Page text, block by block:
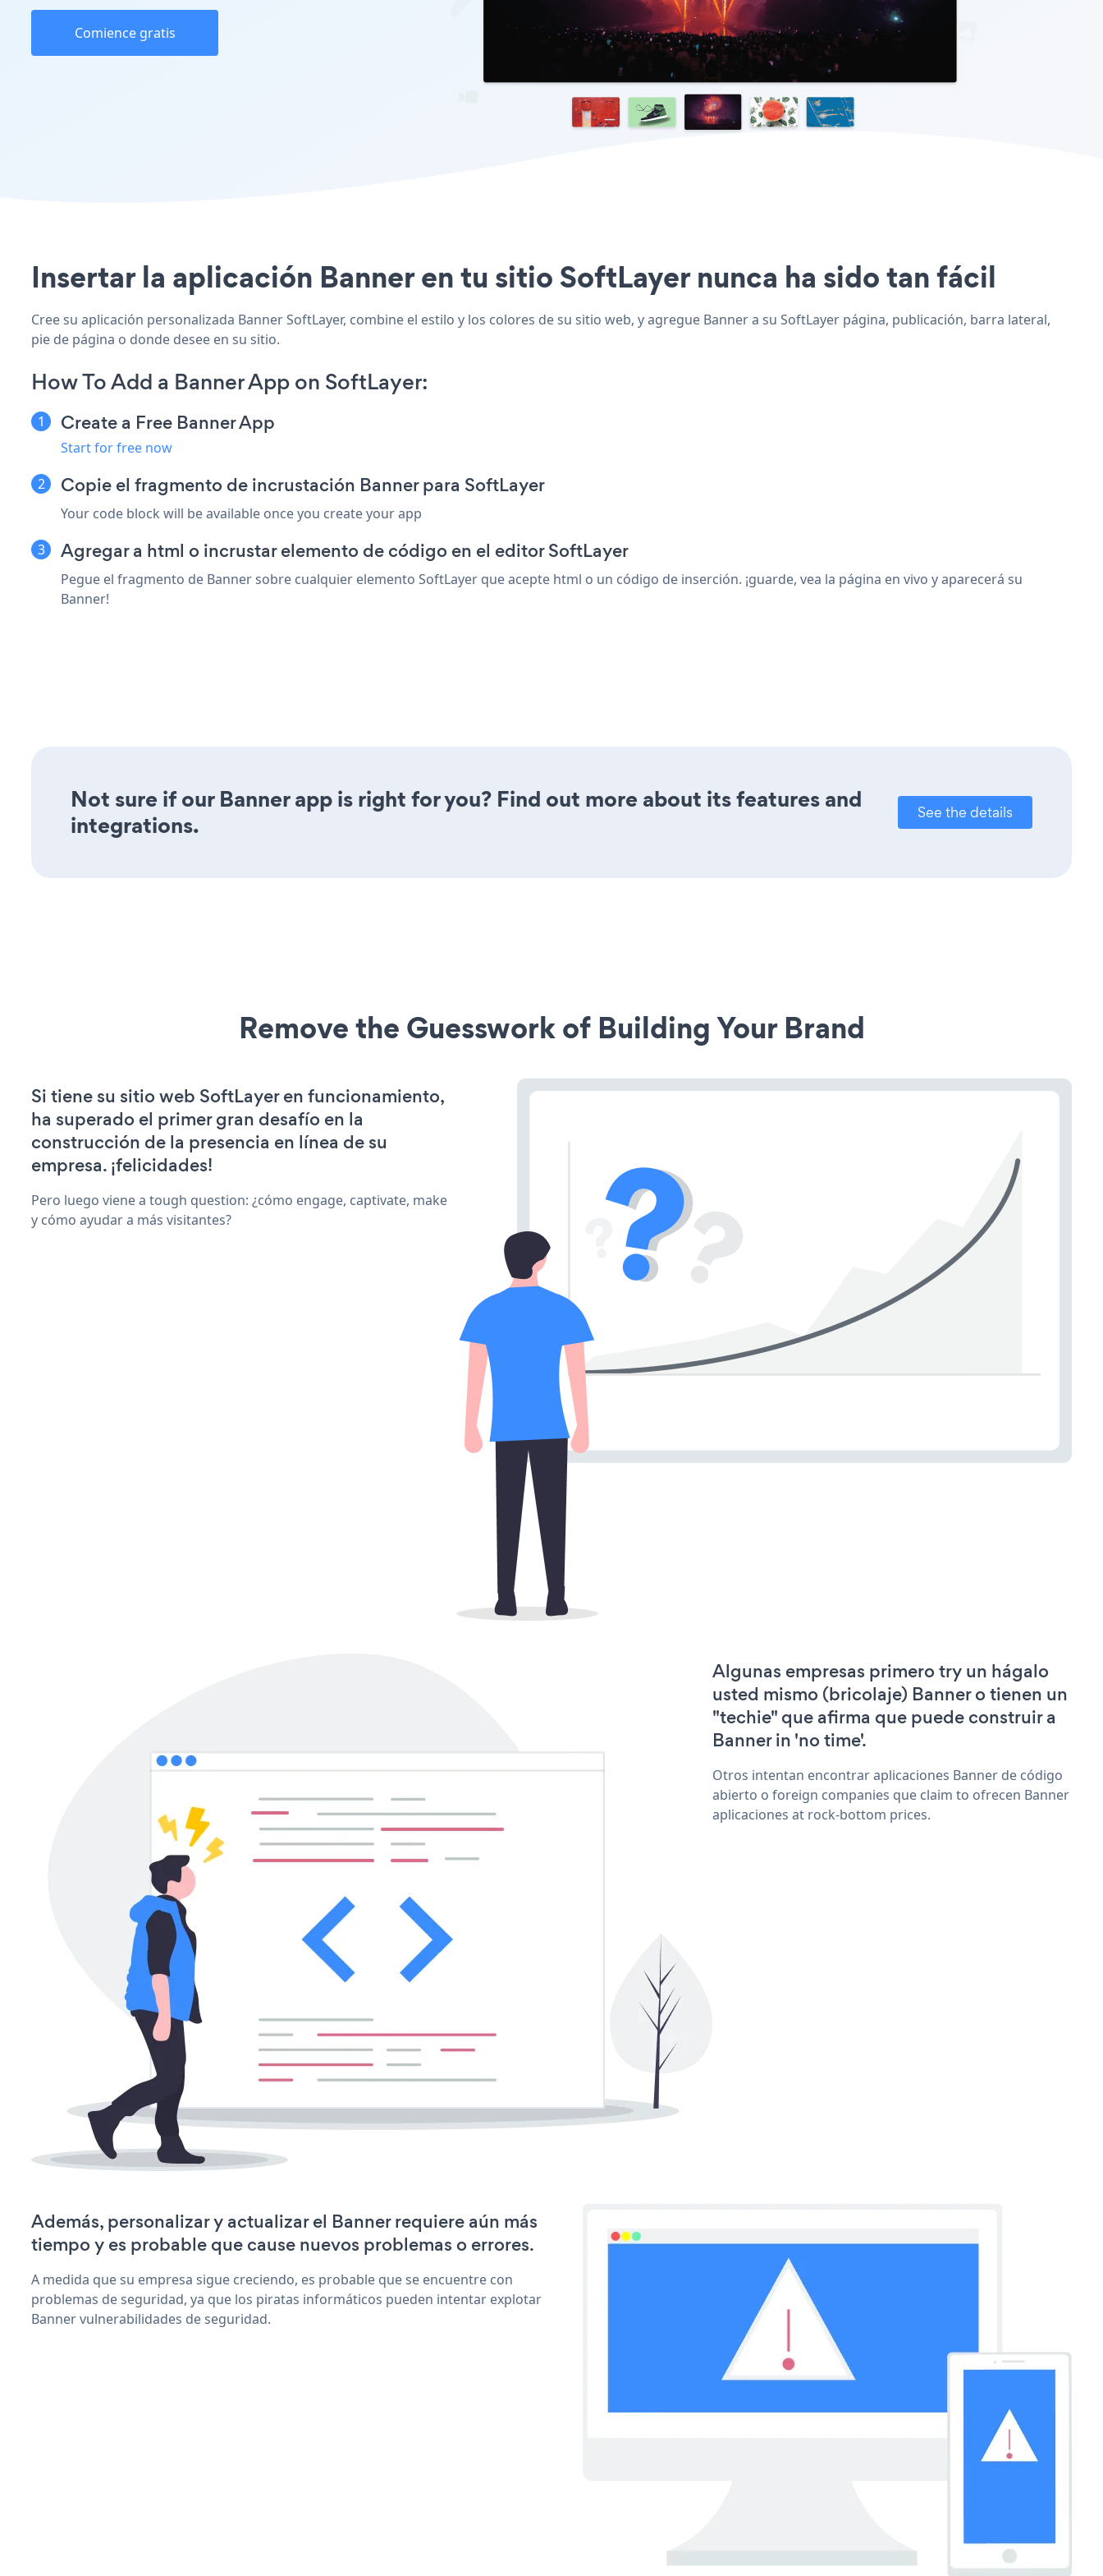
Comience gratis
Insertar la aplicación Banner en tu sitio SoftLayer nunca ha sido tan fácil
Cree su aplicación personalizada Banner SoftLayer, combine el estilo y los colores de su sitio web, y agregue Banner a su SoftLayer página, publicación, barra lateral,
pie de página o donde desee en su sitio.
How To Add a Banner App on SoftLayer:
Create a Free Banner App
Start for free now
Copie el fragmento de incrustación Banner para SoftLayer
Your code block will be available once you create your app
Agregar a html o incrustar elemento de código en el editor SoftLayer
Pegue el fragmento de Banner sobre cualquier elemento SoftLayer que acepte html o un código de inserción. ¡guarde, vea la página en vivo y aparecerá su
Banner!
Not sure if our Banner app is right for you? Find out more about its features and
integrations.
See the details
Remove the Guesswork of Building Your Brand
Si tiene su sitio web SoftLayer en funcionamiento,
ha superado el primer gran desafío en la
construcción de la presencia en línea de su
empresa. ¡felicidades!
Pero luego viene a tough question: ¿cómo engage, captivate, make
y cómo ayudar a más visitantes?
Algunas empresas primero try un hágalo
usted mismo (bricolaje) Banner o tienen un
"techie" que afirma que puede construir a
Banner in 'no time'.
Otros intentan encontrar aplicaciones Banner de código
abierto o foreign companies que claim to ofrecen Banner
aplicaciones at rock-bottom prices.
Además, personalizar y actualizar el Banner requiere aún más
tiempo y es probable que cause nuevos problemas o errores.
A medida que su empresa sigue creciendo, es probable que se encuentre con
problemas de seguridad, ya que los piratas informáticos pueden intentar explotar
Banner vulnerabilidades de seguridad.